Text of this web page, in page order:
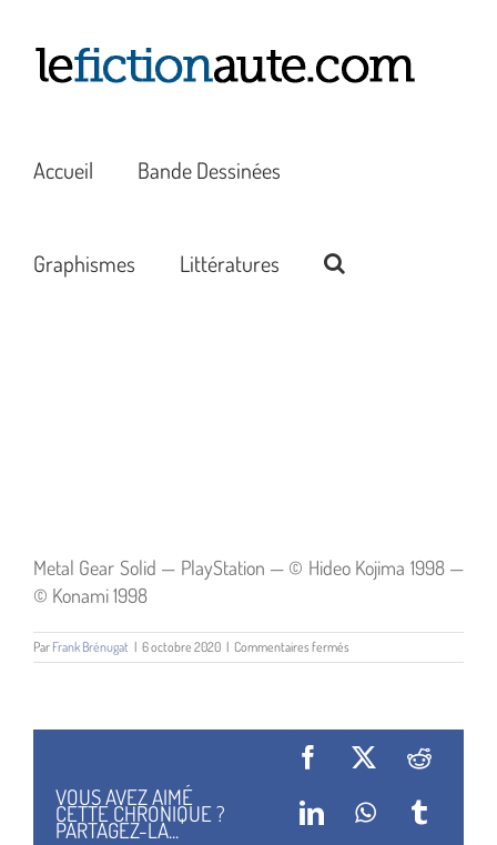
contenu
Accueil Bande Dessinées
Graphismes Littératures
Metal Gear Solid — PlayStation — © Hideo Kojima 1998 —
© Konami 1998
Par Frank Brénugat | 6 octobre 2020 | Commentaires ferméssur
Metal
VOUS AVEZ AIMÉ
CETTE CHRONIQUE ?
PARTAGEZ-LA...
Facebook
X Reddit
LinkedInWhatsApp
Tumblr